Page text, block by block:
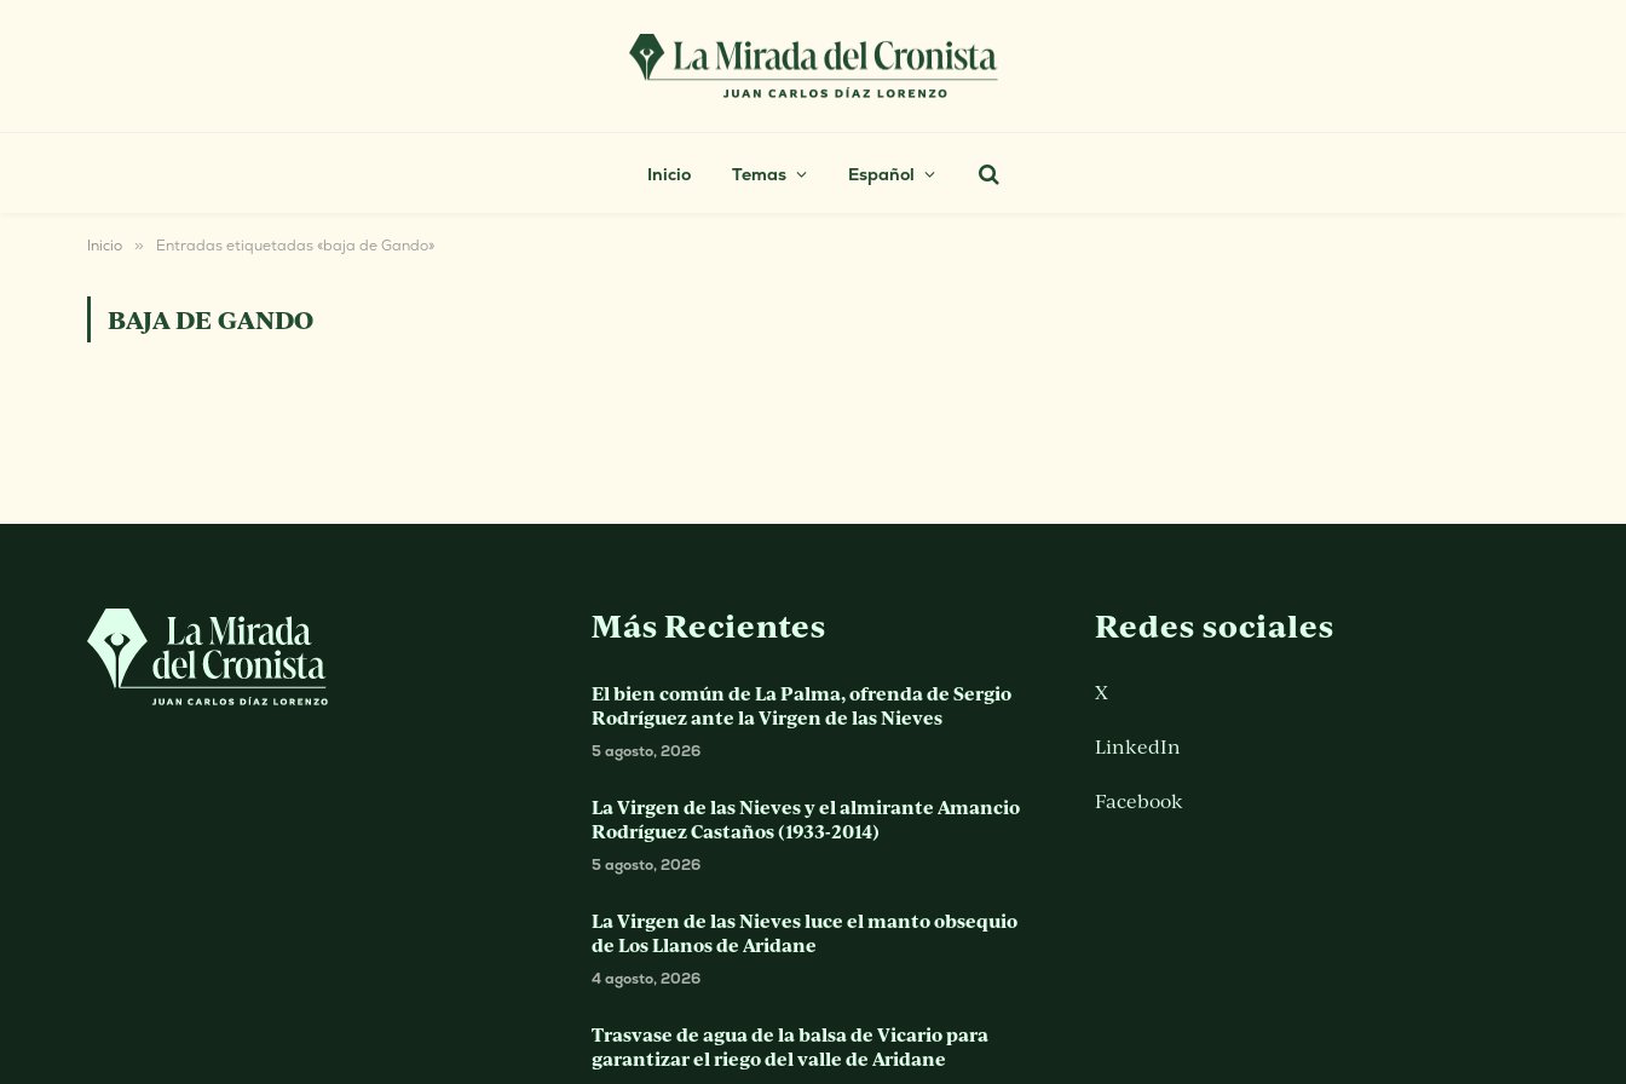
Inicio Temas Español
Inicio » Entradas etiquetadas «baja de Gando»
BAJA DE GANDO
Más Recientes
El bien común de La Palma, ofrenda de Sergio
Rodríguez ante la Virgen de las Nieves
5 agosto, 2026
La Virgen de las Nieves y el almirante Amancio
Rodríguez Castaños (1933-2014)
5 agosto, 2026
La Virgen de las Nieves luce el manto obsequio
de Los Llanos de Aridane
4 agosto, 2026
Trasvase de agua de la balsa de Vicario para
garantizar el riego del valle de Aridane
Redes sociales
X
LinkedIn
Facebook